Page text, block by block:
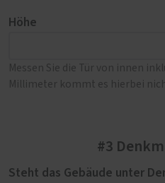
Höhe
Messen Sie die Tür von innen
Millimeter kommt es hierbei
#3
Steht das Gebäude unter